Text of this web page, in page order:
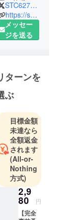
取引先様
中心に農
物の輸出
いて、野
・果物の
卸業務を
実施
千葉県の船
にて設立
在は東京
中央区に本
社を置く
国内外の野
菜を幅広く
取り扱い、
STC62735122
https://shotatsu.co.jp/company/
メッセー
ジを送る
ターンを
ぶ
目標金額
未達なら
全額返金
されます
(All-or-
Nothing
方式)
2,9
80 円
【完全